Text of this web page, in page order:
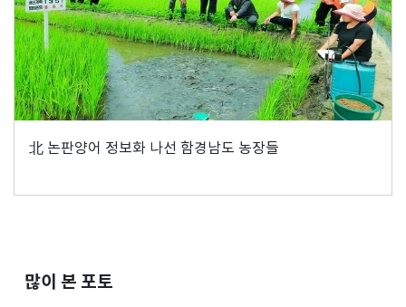
北 논판양어 정보화 나선 함경남도 농장들
많이 본 포토